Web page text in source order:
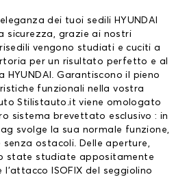
dei tuoi sedili HYUNDAI
sicurezza, grazie ai nostri
vengono studiati e cuciti a
per un risultato perfetto e al
Garantiscono il pieno
funzionali nella vostra
Stilistauto.it viene omologato
sistema brevettato esclusivo : in
svolge la sua normale funzione,
ostacoli. Delle aperture,
state studiate appositamente
ISOFIX del seggiolino